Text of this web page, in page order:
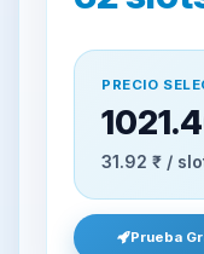
PRECIO
31.92 ₹ /
Prueba